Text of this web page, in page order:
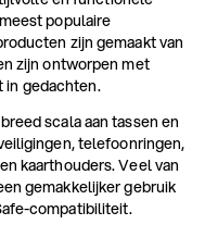
populaire
zijn gemaakt van
zijn ontworpen met
gedachten.
scala aan tassen en
telefoonringen,
kaarthouders. Veel van
gemakkelijker gebruik
compatibiliteit.